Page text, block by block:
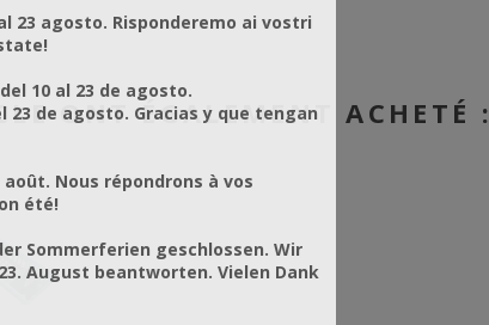
ONT ÉGALEMENT ACHETÉ :
23 agosto. Risponderemo ai vostri
10 al 23 de agosto.
23 de agosto. Gracias y que tengan
Nous répondrons à vos
été!
Sommerferien geschlossen. Wir
August beantworten. Vielen Dank